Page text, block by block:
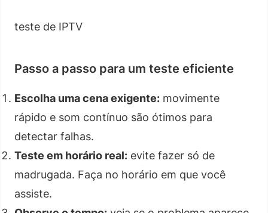
teste de IPTV
Passo a passo para um teste eficiente
Escolha uma cena exigente: movimente
rápido e som contínuo são ótimos para
detectar falhas.
Teste em horário real: evite fazer só de
madrugada. Faça no horário em que você
assiste.